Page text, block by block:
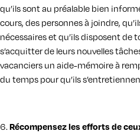
qu’ils sont au préalable bien
cours, des personnes à joindre,
nécessaires et qu’ils disposent de
s’acquitter de leurs nouvelles
vacanciers un aide-mémoire à
du temps pour qu’ils
Récompensez les efforts de